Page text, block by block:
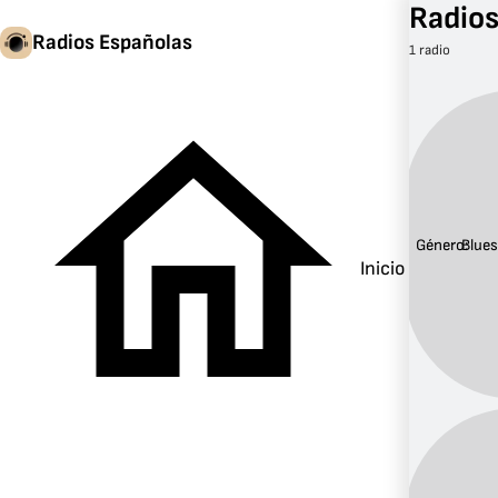
Radios Españolas
Inicio
1 radio
Género:Blues